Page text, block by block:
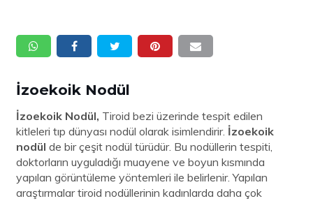
İzoekoik Nodül
İzoekoik Nodül, Tiroid bezi üzerinde tespit edilen
kitleleri tıp dünyası nodül olarak isimlendirir. İzoekoik
nodül de bir çeşit nodül türüdür. Bu nodüllerin tespiti,
doktorların uyguladığı muayene ve boyun kısmında
yapılan görüntüleme yöntemleri ile belirlenir. Yapılan
araştırmalar tiroid nodüllerinin kadınlarda daha çok